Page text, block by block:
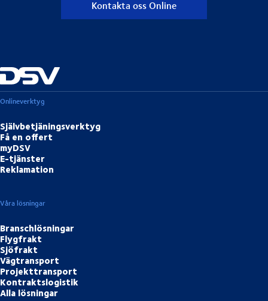
Kontakta oss Online
Onlineverktyg
Självbetjäningsverktyg
Få en offert
myDSV
E-tjänster
Reklamation
Våra lösningar
Branschlösningar
Flygfrakt
Sjöfrakt
Vägtransport
Projekttransport
Kontraktslogistik
Alla lösningar